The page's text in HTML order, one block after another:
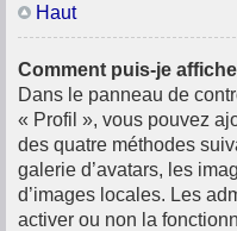
Haut
Comment puis-je
Dans le panneau de
« Profil », vous pouvez
des quatre méthodes
galerie d’avatars, les
d’images locales. Les
activer ou non la